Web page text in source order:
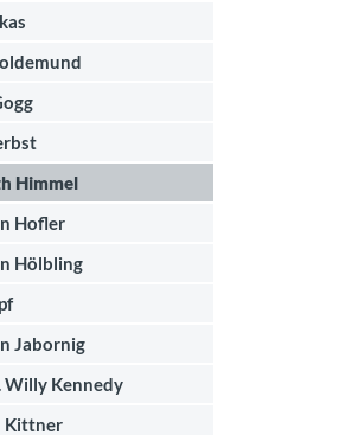
Himmel
Hofler
Hölbling
Jabornig
Willy Kennedy
Kittner